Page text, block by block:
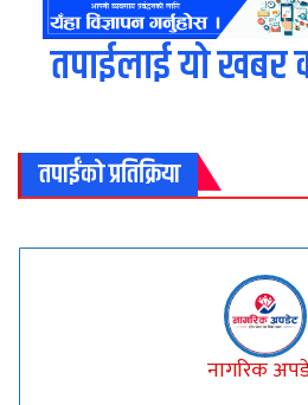
तपाईलाई यो खबर
तपाईंको प्रतिक्रिया
नागरिक